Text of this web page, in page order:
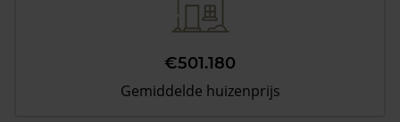
€501.180
Gemiddelde huizenprijs